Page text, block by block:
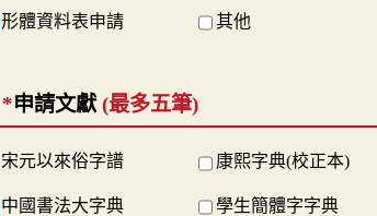
形體資料表申請 其他
*申請文獻 (最多五筆)
宋元以來俗字譜 康熙字典(校正本)
中國書法大字典 學生簡體字字典